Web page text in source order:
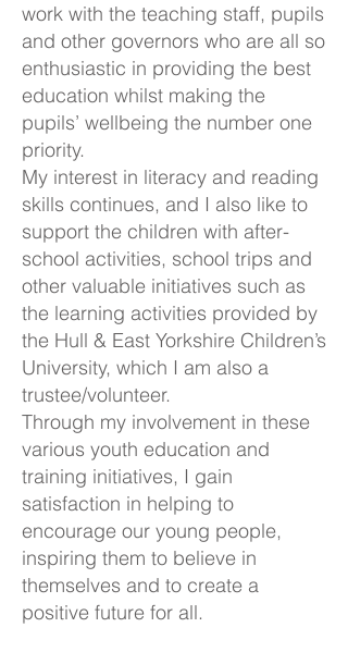
work with the teaching staff, pupils
and other governors who are all so
enthusiastic in providing the best
education whilst making the
pupils’ wellbeing the number one
priority.
My interest in literacy and reading
skills continues, and I also like to
support the children with after-
school activities, school trips and
other valuable initiatives such as
the learning activities provided by
the Hull & East Yorkshire Children’s
University, which I am also a
trustee/volunteer.
Through my involvement in these
various youth education and
training initiatives, I gain
satisfaction in helping to
encourage our young people,
inspiring them to believe in
themselves and to create a
positive future for all.